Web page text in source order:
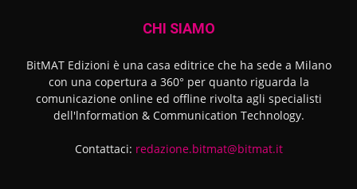
CHI SIAMO
BitMAT Edizioni è una casa editrice che ha sede a Milano
con una copertura a 360° per quanto riguarda la
comunicazione online ed offline rivolta agli specialisti
dell'lnformation & Communication Technology.
Contattaci: redazione.bitmat@bitmat.it